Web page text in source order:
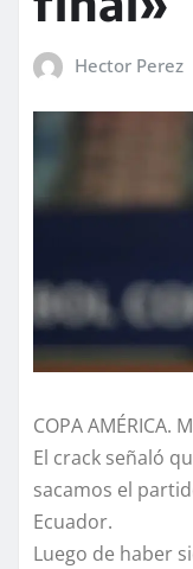
Hector Perez
COPA AMÉRICA.
El crack señaló
sacamos el
Ecuador.
Luego de haber